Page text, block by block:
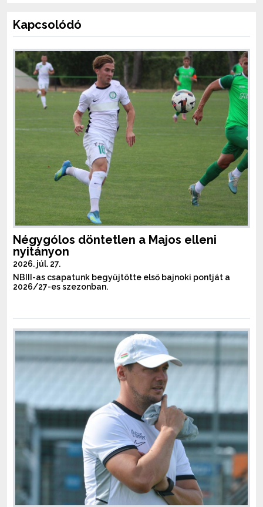
Kapcsolódó
Négygólos döntetlen a Majos elleni
nyitányon
2026. júl. 27.
NBIII-as csapatunk begyűjtötte első bajnoki pontját a
2026/27-es szezonban.